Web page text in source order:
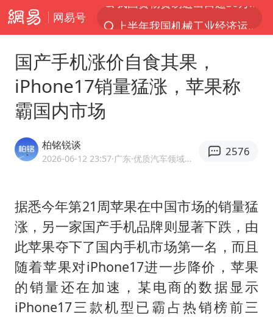
网易号
台风白海豚加强
A股三大股指收涨
泰国枪击案凶手先杀祖父母后行凶
多方回应侯明昊被曝违反交规
宇树科技中一签需缴款7.54万元
国防部：中国军队坚决反制任何闹海挑衅图谋
四川宜宾市高县发生4.9级地震
国产手机涨价自食其果，
iPhone17销量猛涨，苹果称
霸国内市场
柏铭锐谈
2026-06-12 23:57·广东 ·优质汽车领域创作者
2576
据悉今年第21周苹果在中国市场的销量猛
涨，另一家国产手机品牌则显著下跌，由
此苹果夺下了国内手机市场第一名，而且
随着苹果对iPhone17进一步降价，苹果
的销量还在加速，某电商的数据显示
iPhone17三款机型已霸占热销榜前三